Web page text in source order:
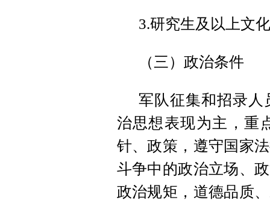
3.研究生及以上文
（三）政治条件
军队征集和招录人
治思想表现为主，重
针、政策，遵守国家
斗争中的政治立场、
政治规矩，道德品质